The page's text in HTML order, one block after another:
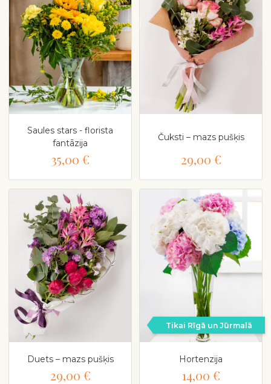
Saules stars - florista
fantāzija
35,00 €
Čuksti – mazs pušķis
29,00 €
Duets – mazs pušķis
29,00 €
Tikai Rīgā un Jūrmalā
Hortenzija
14,00 €